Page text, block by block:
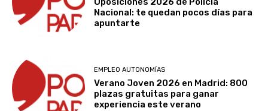
Nacional: te quedan pocos días para
apuntarte
EMPLEO AUTONOMÍAS
Verano Joven 2026 en Madrid: 800
plazas gratuitas para ganar
experiencia este verano